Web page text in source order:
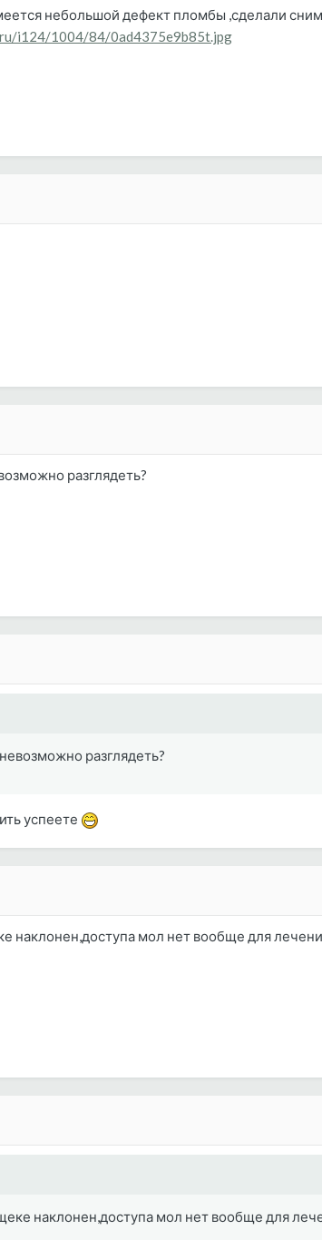
небольшой дефект пломбы ,сделали
i124/1004/84/0ad4375e9b85t.jpg
разглядеть?
разглядеть?
успеете
наклонен,доступа мол нет вообще для
наклонен,доступа мол нет вообще для